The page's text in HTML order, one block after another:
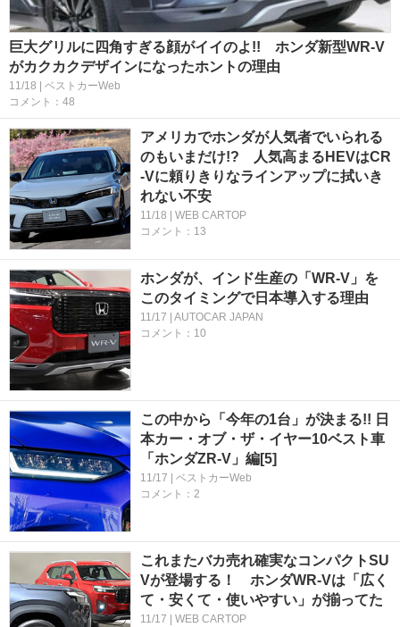
巨大グリルに四角すぎる顔がイイのよ!! ホンダ新型WR-V
がカクカクデザインになったホントの理由
11/18 | ベストカーWeb
コメント：48
アメリカでホンダが人気者でいられる
のもいまだけ!? 人気高まるHEVはCR
-Vに頼りきりなラインアップに拭いき
れない不安
11/18 | WEB CARTOP
コメント：13
ホンダが、インド生産の「WR-V」を
このタイミングで日本導入する理由
11/17 | AUTOCAR JAPAN
コメント：10
この中から「今年の1台」が決まる!! 日
本カー・オブ・ザ・イヤー10ベスト車
「ホンダZR-V」編[5]
11/17 | ベストカーWeb
コメント：2
これまたバカ売れ確実なコンパクトSU
Vが登場する！ ホンダWR-Vは「広く
て・安くて・使いやすい」が揃ってた
11/17 | WEB CARTOP